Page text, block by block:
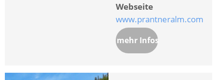
Webseite
www.prantneralm.com
mehr Infos